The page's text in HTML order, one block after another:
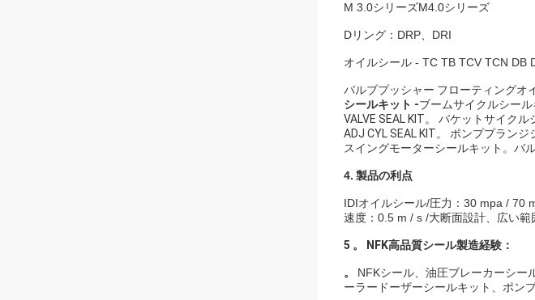
M 3.0シリーズM4.0シリーズ
Dリング：DRP、DRI
オイルシール - TC TB TCV TCN DB
バルブプッシャー フローティングオ
シールキット -ブームサイクルシー
VALVE SEAL KIT。 バケットサイク
ADJ CYL SEAL KIT。 ポンププラン
スイングモーターシールキット。バ
4. 製品の利点
IDIオイルシール/圧力：30 mpa /
速度：0.5 m / s /大断面設計、広い範
5 。 NFK高品質シール製造経験：
。
NFKシール、油圧ブレーカーシー
ーラードーザーシールキット、ポン